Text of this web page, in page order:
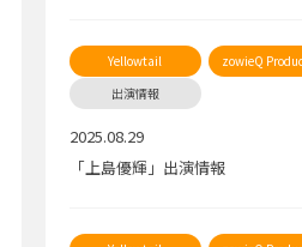
2025.08.29
「上島優輝」出演情報